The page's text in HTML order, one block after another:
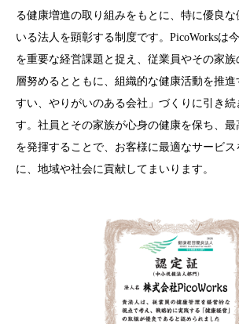
る健康増進の取り組みをもとに、特に優良
いる法人を顕彰する制度です。PicoWorksは
を重要な経営課題と捉え、従業員やその家
層努めるとともに、組織的な健康活動を推
すい、やりがいのある会社」づくりに引き続
す。社員とその家族が心身の健康を保ち、最
を発揮することで、お客様に最適なサービス
に、地域や社会に貢献してまいります。